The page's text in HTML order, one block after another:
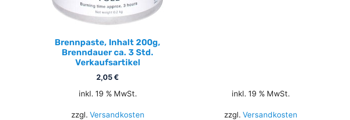
Brennpaste, Inhalt 200g,
Brenndauer ca. 3 Std.
Verkaufsartikel
2,05€
inkl. 19 % MwSt.
zzgl. Versandkosten
inkl. 19 % MwSt.
zzgl. Versandkosten